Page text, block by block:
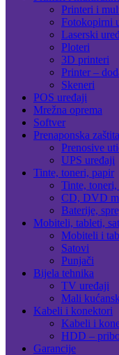
Printeri i
Fotokopirni
Laserski
Ploteri
3D printeri
Printer –
Skeneri
POS uređaji
Mrežna oprema
Softver
Prenaponska zaštita
Prenosive
UPS uređaji
Tinte, toneri, papir
Tinte,
CD, DVD
Baterije,
Mobiteli, tableti,
Mobiteli i
Satovi
Punjači
Bijela tehnika
TV uređaji
Mali
Kabeli i konektori
Kabeli i
HDD –
Garancije